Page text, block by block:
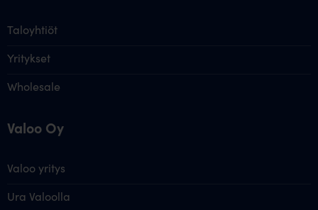
Taloyhtiöt
Yritykset
Wholesale
Valoo Oy
Valoo yritys
Ura Valoolla